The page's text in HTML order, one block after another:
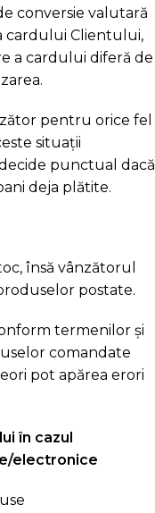
conversie valutară
cardului Clientului,
a cardului diferă de
pentru orice fel
situații
punctual dacă
deja plătite.
însă vânzătorul
postate.
termenilor și
comandate
pot apărea erori
în cazul
electronice